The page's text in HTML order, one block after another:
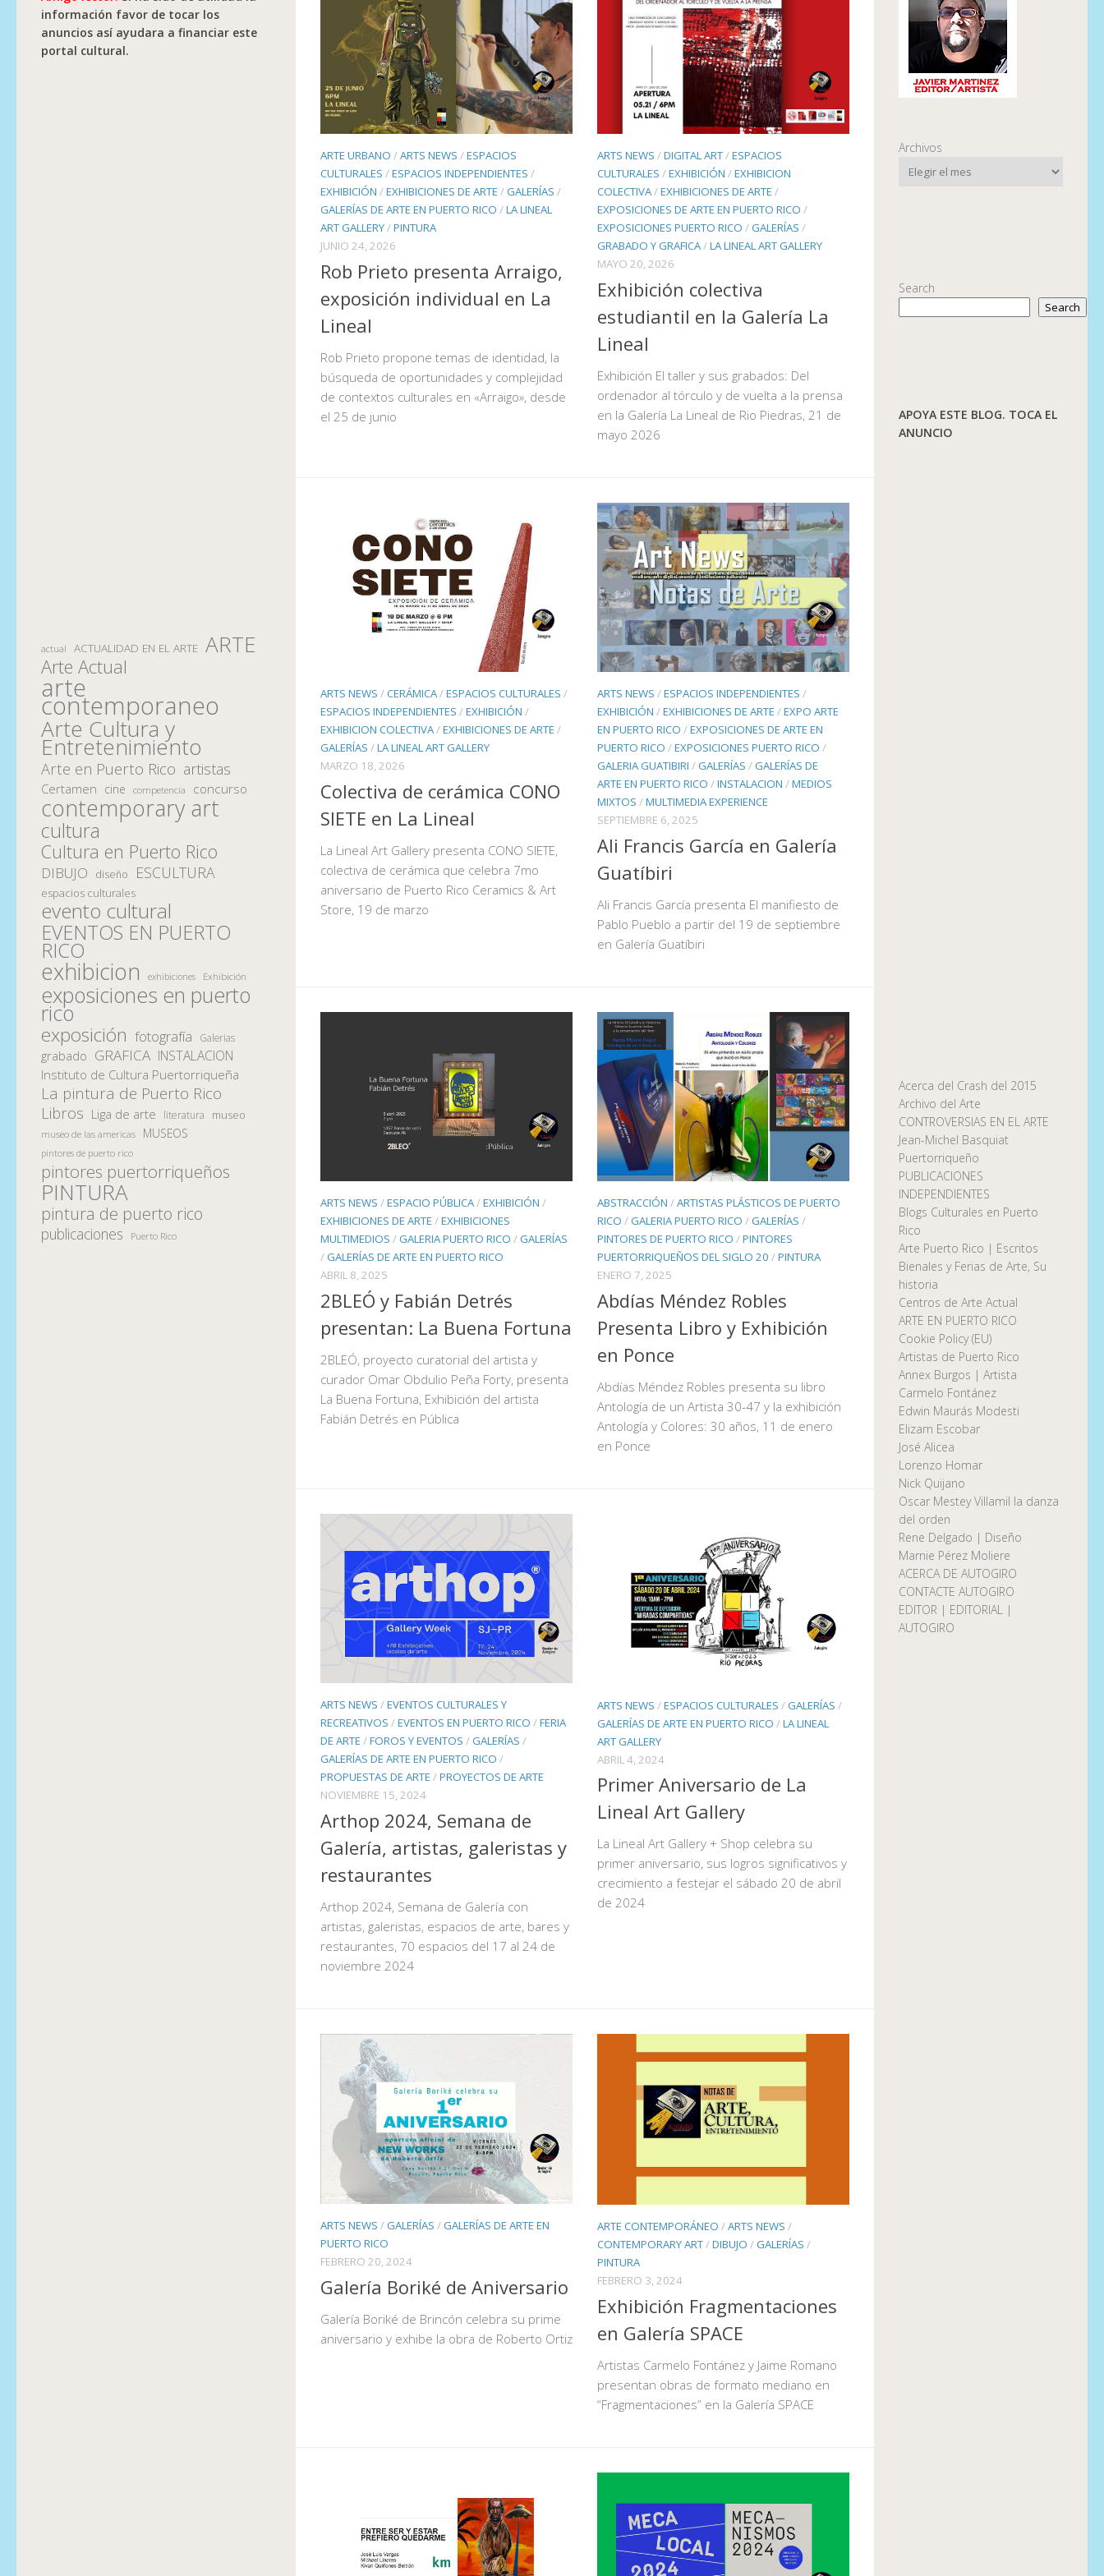
ARTE URBANO /ARTS NEWS /ESPACIOS
CULTURALES /ESPACIOS INDEPENDIENTES /
EXHIBICIÓN /EXHIBICIONES DE ARTE / GALERÍAS /
GALERÍAS DE ARTE EN PUERTO RICO /LA LINEAL
ART GALLERY/PINTURA
JUNIO 24, 2026
Rob Prieto presenta Arraigo,
exposición individual en La
Lineal
Rob Prieto propone temas de identidad, la
búsqueda de oportunidades y complejidad
de contextos culturales en «Arraigo», desde
el 25 de junio
ARTS NEWS /DIGITAL ART/ESPACIOS
CULTURALES /EXHIBICIÓN /EXHIBICION
COLECTIVA/EXHIBICIONES DE ARTE /
EXPOSICIONES DE ARTE EN PUERTO RICO /
EXPOSICIONES PUERTO RICO / GALERÍAS /
GRABADO Y GRAFICA/LA LINEAL ART GALLERY
MAYO 20, 2026
Exhibición colectiva
estudiantil en la Galería La
Lineal
Exhibición El taller y sus grabados: Del
ordenador al tórculo y de vuelta a la prensa
en la Galería La Lineal de Rio Piedras, 21 de
mayo 2026
ARTS NEWS /CERÁMICA/ESPACIOS CULTURALES /
ESPACIOS INDEPENDIENTES /EXHIBICIÓN /
EXHIBICION COLECTIVA/EXHIBICIONES DE ARTE /
GALERÍAS /LA LINEAL ART GALLERY
MARZO 18, 2026
Colectiva de cerámica CONO
SIETE en La Lineal
La Lineal Art Gallery presenta CONO SIETE,
colectiva de cerámica que celebra 7mo
aniversario de Puerto Rico Ceramics & Art
Store, 19 de marzo
ARTS NEWS /ESPACIOS INDEPENDIENTES /
EXHIBICIÓN /EXHIBICIONES DE ARTE /EXPO ARTE
EN PUERTO RICO /EXPOSICIONES DE ARTE EN
PUERTO RICO /EXPOSICIONES PUERTO RICO /
GALERIA GUATIBIRI / GALERÍAS / GALERÍAS DE
ARTE EN PUERTO RICO /INSTALACION /MEDIOS
MIXTOS /MULTIMEDIA EXPERIENCE
SEPTIEMBRE 6, 2025
Ali Francis García en Galería
Guatíbiri
Ali Francis García presenta El manifiesto de
Pablo Pueblo a partir del 19 de septiembre
en Galería Guatíbiri
ARTS NEWS /ESPACIO PÚBLICA/EXHIBICIÓN /
EXHIBICIONES DE ARTE /EXHIBICIONES
MULTIMEDIOS / GALERIA PUERTO RICO / GALERÍAS
/ GALERÍAS DE ARTE EN PUERTO RICO
ABRIL 8, 2025
2BLEÓ y Fabián Detrés
presentan: La Buena Fortuna
2BLEÓ, proyecto curatorial del artista y
curador Omar Obdulio Peña Forty, presenta
La Buena Fortuna, Exhibición del artista
Fabián Detrés en Pública
ABSTRACCIÓN /ARTISTAS PLÁSTICOS DE PUERTO
RICO / GALERIA PUERTO RICO / GALERÍAS /
PINTORES DE PUERTO RICO /PINTORES
PUERTORRIQUEÑOS DEL SIGLO 20 /PINTURA
ENERO 7, 2025
Abdías Méndez Robles
Presenta Libro y Exhibición
en Ponce
Abdías Méndez Robles presenta su libro
Antología de un Artista 30-47 y la exhibición
Antología y Colores: 30 años, 11 de enero
en Ponce
ARTS NEWS /EVENTOS CULTURALES Y
RECREATIVOS /EVENTOS EN PUERTO RICO /FERIA
DE ARTE /FOROS Y EVENTOS / GALERÍAS /
GALERÍAS DE ARTE EN PUERTO RICO /
PROPUESTAS DE ARTE /PROYECTOS DE ARTE
NOVIEMBRE 15, 2024
Arthop 2024, Semana de
Galería, artistas, galeristas y
restaurantes
Arthop 2024, Semana de Galería con
artistas, galeristas, espacios de arte, bares y
restaurantes, 70 espacios del 17 al 24 de
noviembre 2024
ARTS NEWS /ESPACIOS CULTURALES / GALERÍAS /
GALERÍAS DE ARTE EN PUERTO RICO /LA LINEAL
ART GALLERY
ABRIL 4, 2024
Primer Aniversario de La
Lineal Art Gallery
La Lineal Art Gallery + Shop celebra su
primer aniversario, sus logros significativos y
crecimiento a festejar el sábado 20 de abril
de 2024
ARTS NEWS / GALERÍAS / GALERÍAS DE ARTE EN
PUERTO RICO
FEBRERO 20, 2024
Galería Boriké de Aniversario
Galería Boriké de Brincón celebra su prime
aniversario y exhibe la obra de Roberto Ortiz
ARTE CONTEMPORÁNEO /ARTS NEWS /
CONTEMPORARY ART/DIBUJO / GALERÍAS /
PINTURA
FEBRERO 3, 2024
Exhibición Fragmentaciones
en Galería SPACE
Artistas Carmelo Fontánez y Jaime Romano
presentan obras de formato mediano en
“Fragmentaciones” en la Galería SPACE
información favor de tocar los
anuncios así ayudara a financiar este
portal cultural.
actual ACTUALIDAD EN EL ARTE ARTE
Arte Actual
arte
contemporaneo
Arte Cultura y
Entretenimiento
Arte en Puerto Rico artistas
Certamen cine competencia concurso
contemporary art
cultura
Cultura en Puerto Rico
DIBUJO diseño ESCULTURA
espacios culturales
evento cultural
EVENTOS EN PUERTO
RICO
exhibicion exhibiciones Exhibición
exposiciones en puerto
rico
exposición fotografía Galerias
grabado GRAFICA INSTALACION
Instituto de Cultura Puertorriqueña
La pintura de Puerto Rico
Libros Liga de arte literatura museo
museo de las americas MUSEOS
pintores de puerto rico
pintores puertorriqueños
PINTURA
pintura de puerto rico
publicaciones Puerto Rico
Archivos
Search
Search
APOYA ESTE BLOG. TOCA EL
ANUNCIO
Acerca del Crash del 2015
Archivo del Arte
CONTROVERSIAS EN EL ARTE
Jean-Michel Basquiat
Puertorriqueño
PUBLICACIONES
INDEPENDIENTES
Blogs Culturales en Puerto
Rico
Arte Puerto Rico | Escritos
Bienales y Ferias de Arte, Su
historia
Centros de Arte Actual
ARTE EN PUERTO RICO
Cookie Policy (EU)
Artistas de Puerto Rico
Annex Burgos | Artista
Carmelo Fontánez
Edwin Maurás Modesti
Elizam Escobar
José Alicea
Lorenzo Homar
Nick Quijano
Oscar Mestey Villamil la danza
del orden
Rene Delgado | Diseño
Marnie Pérez Moliere
ACERCA DE AUTOGIRO
CONTACTE AUTOGIRO
EDITOR | EDITORIAL |
AUTOGIRO